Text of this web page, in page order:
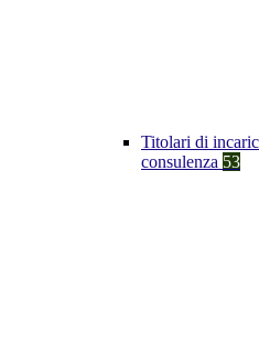
Titolari di
consulenza 53